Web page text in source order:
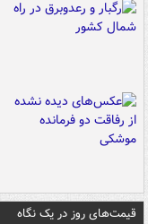
قیمت‌های روز در یک نگاه